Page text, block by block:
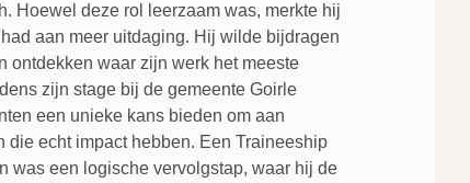
Hoewel deze rol leerzaam was, merkte hij
aan meer uitdaging. Hij wilde bijdragen
ontdekken waar zijn werk het meeste
zijn stage bij de gemeente Goirle
een unieke kans bieden om aan
die echt impact hebben. Een Traineeship
was een logische vervolgstap, waar hij de